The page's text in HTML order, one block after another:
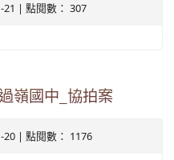
21 | 點閱數： 307
嶺國中_協拍案
20 | 點閱數： 1176